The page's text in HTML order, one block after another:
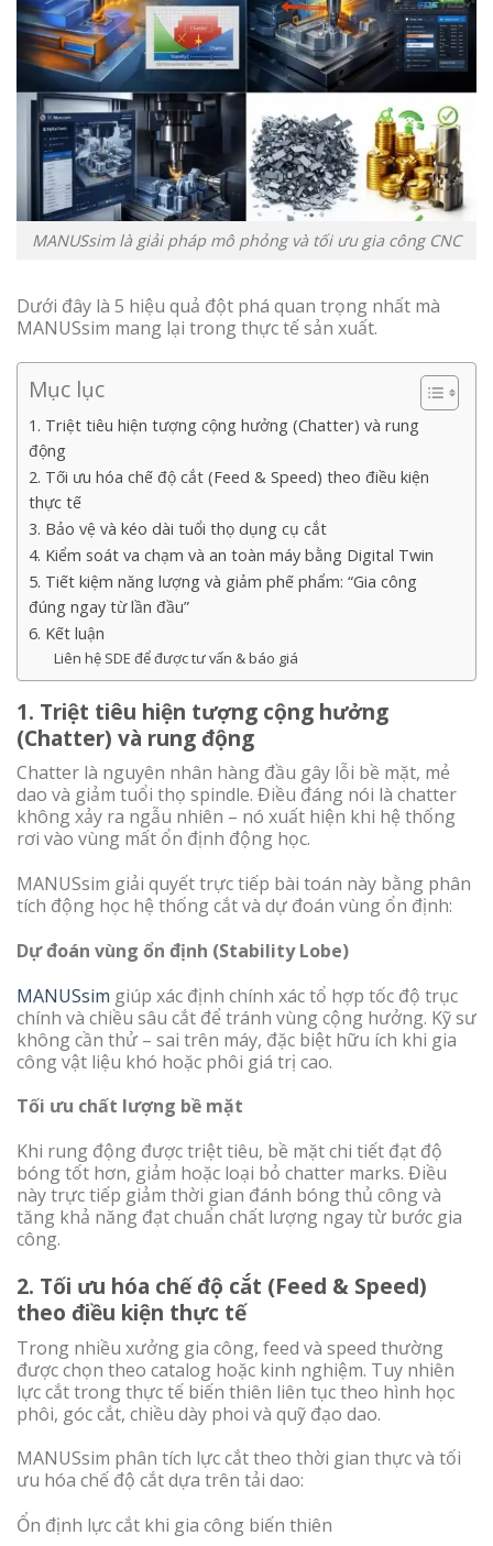
MANUSsim là giải pháp mô phỏng và tối ưu gia công CNC
Dưới đây là 5 hiệu quả đột phá quan trọng nhất mà
MANUSsim mang lại trong thực tế sản xuất.
Mục lục
1. Triệt tiêu hiện tượng cộng hưởng (Chatter) và rung
động
2. Tối ưu hóa chế độ cắt (Feed & Speed) theo điều kiện
thực tế
3. Bảo vệ và kéo dài tuổi thọ dụng cụ cắt
4. Kiểm soát va chạm và an toàn máy bằng Digital Twin
5. Tiết kiệm năng lượng và giảm phế phẩm: “Gia công
đúng ngay từ lần đầu”
6. Kết luận
Liên hệ SDE để được tư vấn & báo giá
1. Triệt tiêu hiện tượng cộng hưởng
(Chatter) và rung động
Chatter là nguyên nhân hàng đầu gây lỗi bề mặt, mẻ
dao và giảm tuổi thọ spindle. Điều đáng nói là chatter
không xảy ra ngẫu nhiên – nó xuất hiện khi hệ thống
rơi vào vùng mất ổn định động học.
MANUSsim giải quyết trực tiếp bài toán này bằng phân
tích động học hệ thống cắt và dự đoán vùng ổn định:
Dự đoán vùng ổn định (Stability Lobe)
MANUSsim giúp xác định chính xác tổ hợp tốc độ trục
chính và chiều sâu cắt để tránh vùng cộng hưởng. Kỹ sư
không cần thử – sai trên máy, đặc biệt hữu ích khi gia
công vật liệu khó hoặc phôi giá trị cao.
Tối ưu chất lượng bề mặt
Khi rung động được triệt tiêu, bề mặt chi tiết đạt độ
bóng tốt hơn, giảm hoặc loại bỏ chatter marks. Điều
này trực tiếp giảm thời gian đánh bóng thủ công và
tăng khả năng đạt chuẩn chất lượng ngay từ bước gia
công.
2. Tối ưu hóa chế độ cắt (Feed & Speed)
theo điều kiện thực tế
Trong nhiều xưởng gia công, feed và speed thường
được chọn theo catalog hoặc kinh nghiệm. Tuy nhiên
lực cắt trong thực tế biến thiên liên tục theo hình học
phôi, góc cắt, chiều dày phoi và quỹ đạo dao.
MANUSsim phân tích lực cắt theo thời gian thực và tối
ưu hóa chế độ cắt dựa trên tải dao:
Ổn định lực cắt khi gia công biến thiên